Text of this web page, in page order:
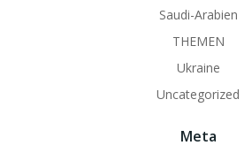
Saudi-Arabien
THEMEN
Ukraine
Uncategorized
Meta